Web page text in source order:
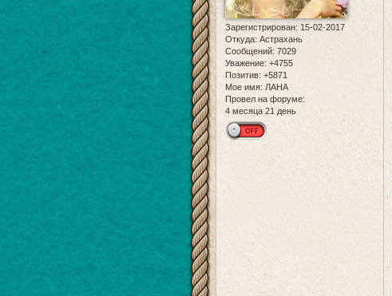
Зарегистрирован: 15-02-2017
Откуда: Астрахань
Сообщений: 7029
Уважение: +4755
Позитив: +5871
Мое имя: ЛАНА
Провел на форуме:
4 месяца 21 день